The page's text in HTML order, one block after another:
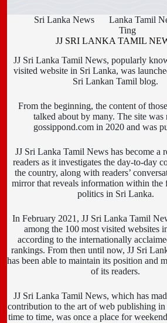
Sri Lanka News Lanka Tamil
Ting
JJ SRI LANKA TAMIL
JJ Sri Lanka Tamil News, popularly
visited website in Sri Lanka, was
Sri Lankan Tamil blog.
From the beginning, the content of
talked about by many. The site was
gossippond.com in 2020 and was
JJ Sri Lanka Tamil News has become a
readers as it investigates the day-to-day
the country, along with readers’
mirror that reveals information within the
politics in Sri Lanka.
In February 2021, JJ Sri Lanka Tamil
among the 100 most visited websites
according to the internationally
rankings. From then until now, JJ Sri
has been able to maintain its position and
of its readers.
JJ Sri Lanka Tamil News, which has
contribution to the art of web publishing
time to time, was once a place for